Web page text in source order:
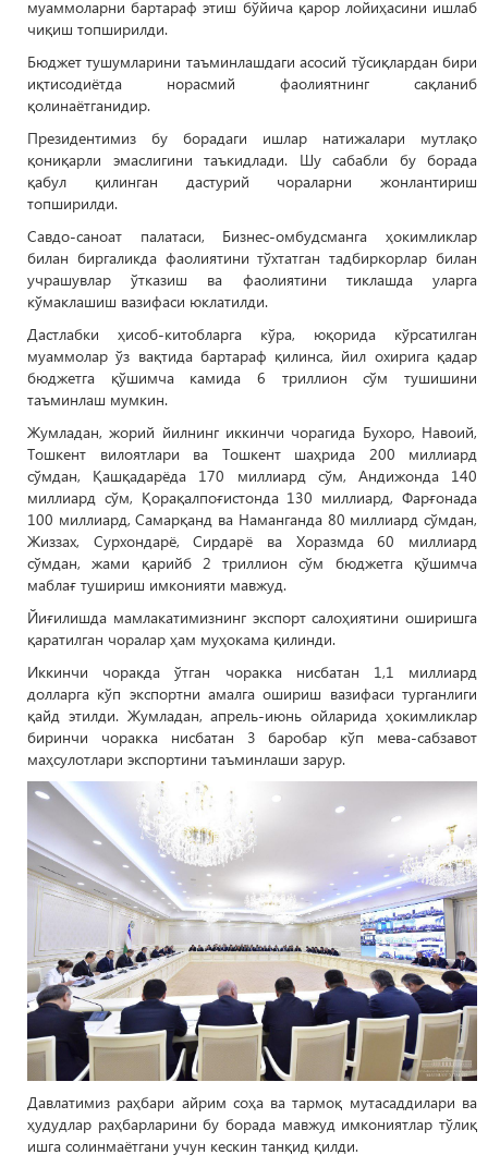
муаммоларни бартараф этиш бўйича қарор лойиҳасини ишлаб
чиқиш топширилди.
Бюджет тушумларини таъминлашдаги асосий тўсиқлардан бири
иқтисодиётда норасмий фаолиятнинг сақланиб
қолинаётганидир.
Президентимиз бу борадаги ишлар натижалари мутлақо
қониқарли эмаслигини таъкидлади. Шу сабабли бу борада
қабул қилинган дастурий чораларни жонлантириш
топширилди.
Савдо-саноат палатаси, Бизнес-омбудсманга ҳокимликлар
билан биргаликда фаолиятини тўхтатган тадбиркорлар билан
учрашувлар ўтказиш ва фаолиятини тиклашда уларга
кўмаклашиш вазифаси юклатилди.
Дастлабки ҳисоб-китобларга кўра, юқорида кўрсатилган
муаммолар ўз вақтида бартараф қилинса, йил охирига қадар
бюджетга қўшимча камида 6 триллион сўм тушишини
таъминлаш мумкин.
Жумладан, жорий йилнинг иккинчи чорагида Бухоро, Навоий,
Тошкент вилоятлари ва Тошкент шаҳрида 200 миллиард
сўмдан, Қашқадарёда 170 миллиард сўм, Андижонда 140
миллиард сўм, Қорақалпоғистонда 130 миллиард, Фарғонада
100 миллиард, Самарқанд ва Наманганда 80 миллиард сўмдан,
Жиззах, Сурхондарё, Сирдарё ва Хоразмда 60 миллиард
сўмдан, жами қарийб 2 триллион сўм бюджетга қўшимча
маблағ тушириш имконияти мавжуд.
Йиғилишда мамлакатимизнинг экспорт салоҳиятини оширишга
қаратилган чоралар ҳам муҳокама қилинди.
Иккинчи чоракда ўтган чоракка нисбатан 1,1 миллиард
долларга кўп экспортни амалга ошириш вазифаси турганлиги
қайд этилди. Жумладан, апрель-июнь ойларида ҳокимликлар
биринчи чоракка нисбатан 3 баробар кўп мева-сабзавот
маҳсулотлари экспортини таъминлаши зарур.
Давлатимиз раҳбари айрим соҳа ва тармоқ мутасаддилари ва
ҳудудлар раҳбарларини бу борада мавжуд имкониятлар тўлиқ
ишга солинмаётгани учун кескин танқид қилди.